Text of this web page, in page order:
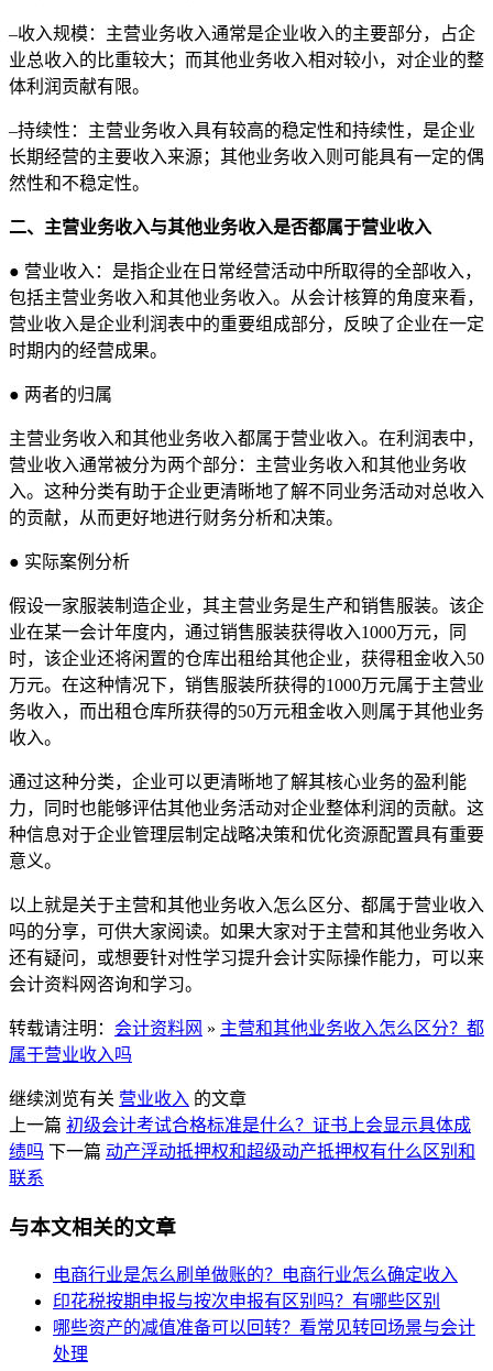
–收入规模：主营业务收入通常是企业收入的主要部分，占企
业总收入的比重较大；而其他业务收入相对较小，对企业的整
体利润贡献有限。
–持续性：主营业务收入具有较高的稳定性和持续性，是企业
长期经营的主要收入来源；其他业务收入则可能具有一定的偶
然性和不稳定性。
二、主营业务收入与其他业务收入是否都属于营业收入
● 营业收入：是指企业在日常经营活动中所取得的全部收入，
包括主营业务收入和其他业务收入。从会计核算的角度来看，
营业收入是企业利润表中的重要组成部分，反映了企业在一定
时期内的经营成果。
● 两者的归属
主营业务收入和其他业务收入都属于营业收入。在利润表中，
营业收入通常被分为两个部分：主营业务收入和其他业务收
入。这种分类有助于企业更清晰地了解不同业务活动对总收入
的贡献，从而更好地进行财务分析和决策。
● 实际案例分析
假设一家服装制造企业，其主营业务是生产和销售服装。该企
业在某一会计年度内，通过销售服装获得收入1000万元，同
时，该企业还将闲置的仓库出租给其他企业，获得租金收入50
万元。在这种情况下，销售服装所获得的1000万元属于主营业
务收入，而出租仓库所获得的50万元租金收入则属于其他业务
收入。
通过这种分类，企业可以更清晰地了解其核心业务的盈利能
力，同时也能够评估其他业务活动对企业整体利润的贡献。这
种信息对于企业管理层制定战略决策和优化资源配置具有重要
意义。
以上就是关于主营和其他业务收入怎么区分、都属于营业收入
吗的分享，可供大家阅读。如果大家对于主营和其他业务收入
还有疑问，或想要针对性学习提升会计实际操作能力，可以来
会计资料网咨询和学习。
转载请注明： 会计资料网 » 主营和其他业务收入怎么区分？都
属于营业收入吗
继续浏览有关 营业收入 的文章
上一篇 初级会计考试合格标准是什么？证书上会显示具体成
绩吗 下一篇 动产浮动抵押权和超级动产抵押权有什么区别和
联系
与本文相关的文章
电商行业是怎么刷单做账的？电商行业怎么确定收入
印花税按期申报与按次申报有区别吗？有哪些区别
哪些资产的减值准备可以回转？看常见转回场景与会计
处理